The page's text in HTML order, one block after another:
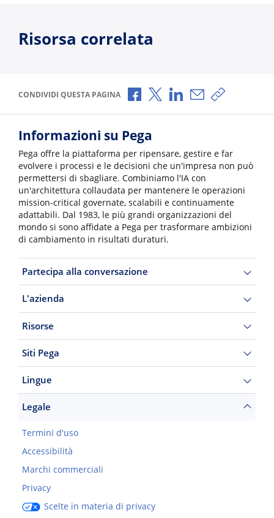
Risorsa correlata
CONDIVIDI QUESTA PAGINA Condividi via Facebook
Condividi via X
Condividi via
Condividi via e-
Copia link
Informazioni su Pega
Pega offre la piattaforma per ripensare, gestire e far
evolvere i processi e le decisioni che un'impresa non può
permettersi di sbagliare. Combiniamo l'IA con
un'architettura collaudata per mantenere le operazioni
mission-critical governate, scalabili e continuamente
adattabili. Dal 1983, le più grandi organizzazioni del
mondo si sono affidate a Pega per trasformare ambizioni
di cambiamento in risultati duraturi.
Partecipa alla conversazione
L'azienda
Risorse
Siti Pega
Lingue
Legale
Termini d'uso
Accessibilità
Marchi commerciali
Privacy
Scelte in materia di privacy